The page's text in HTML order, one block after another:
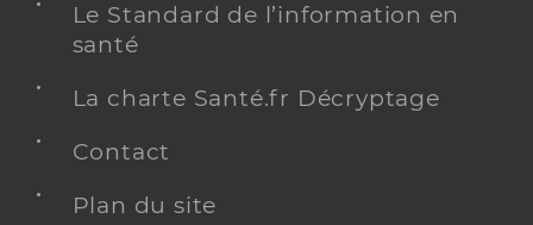
Le Standard de l’information en
santé
La charte Santé.fr Décryptage
Contact
Plan du site